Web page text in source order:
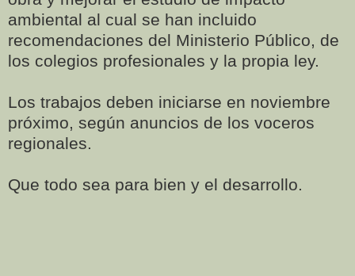
ambiental al cual se han incluido
recomendaciones del Ministerio Público, de
los colegios profesionales y la propia ley.
Los trabajos deben iniciarse en noviembre
próximo, según anuncios de los voceros
regionales.
Que todo sea para bien y el desarrollo.